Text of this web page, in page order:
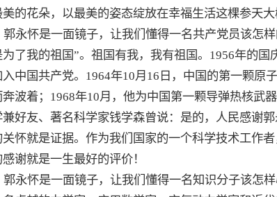
美的花朵，以最美的姿态绽放在幸福生活这棵参天大
郭永怀是一面镜子，让我们懂得一名共产党员该怎
为了我的祖国”。祖国有我，我有祖国。1956年的
入中国共产党。1964年10月16日，中国的第一颗原
奔波着；1968年10月，他为中国第一颗导弹热核
兼好友、著名科学家钱学森曾说：是的，人民感谢
关怀就是证据。作为我们国家的一个科学技术工作
谢就是一生最好的评价！
郭永怀是一面镜子，让我们懂得一名知识分子该怎